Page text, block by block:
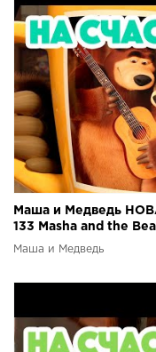
Маша и Медведь
133 Masha and the
Маша и Медведь